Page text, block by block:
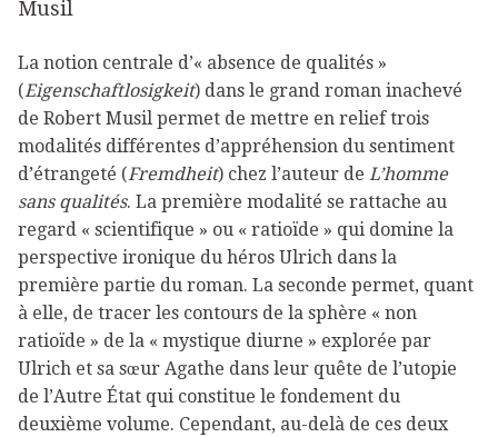
Musil
La notion centrale d’« absence de qualités »
(Eigenschaftlosigkeit) dans le grand roman inachevé
de Robert Musil permet de mettre en relief trois
modalités différentes d’appréhension du sentiment
d’étrangeté (Fremdheit) chez l’auteur de L’homme
sans qualités. La première modalité se rattache au
regard « scientifique » ou « ratioïde » qui domine la
perspective ironique du héros Ulrich dans la
première partie du roman. La seconde permet, quant
à elle, de tracer les contours de la sphère « non
ratioïde » de la « mystique diurne » explorée par
Ulrich et sa sœur Agathe dans leur quête de l’utopie
de l’Autre État qui constitue le fondement du
deuxième volume. Cependant, au-delà de ces deux